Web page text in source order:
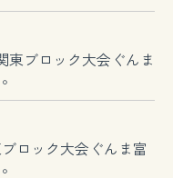
東ブロック大会ぐんま
ロック大会ぐんま富